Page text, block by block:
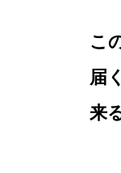
こ
届
来